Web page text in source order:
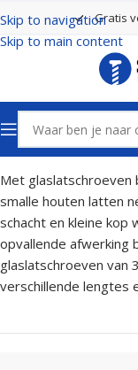
Skip to navigation
Skip to main content
Gratis
Home Schroeven
Met
smalle houten latten
schacht en kleine kop
opvallende afwerking
glaslatschroeven van
verschillende lengtes